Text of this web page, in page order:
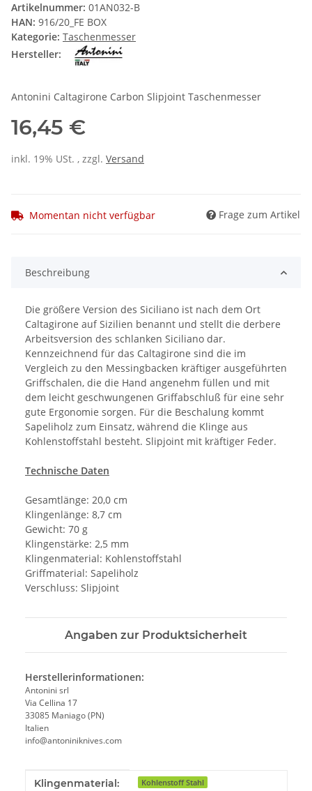
Artikelnummer: 01AN032-B
HAN: 916/20_FE BOX
Kategorie: Taschenmesser
Hersteller:
Antonini Caltagirone Carbon Slipjoint Taschenmesser
16,45 €
inkl. 19% USt. , zzgl. Versand
Momentan nicht verfügbar Frage zum Artikel
Beschreibung
Die größere Version des Siciliano ist nach dem Ort
Caltagirone auf Sizilien benannt und stellt die derbere
Arbeitsversion des schlanken Siciliano dar.
Kennzeichnend für das Caltagirone sind die im
Vergleich zu den Messingbacken kräftiger ausgeführten
Griffschalen, die die Hand angenehm füllen und mit
dem leicht geschwungenen Griffabschluß für eine sehr
gute Ergonomie sorgen. Für die Beschalung kommt
Sapeliholz zum Einsatz, während die Klinge aus
Kohlenstoffstahl besteht. Slipjoint mit kräftiger Feder.
Technische Daten
Gesamtlänge: 20,0 cm
Klingenlänge: 8,7 cm
Gewicht: 70 g
Klingenstärke: 2,5 mm
Klingenmaterial: Kohlenstoffstahl
Griffmaterial: Sapeliholz
Verschluss: Slipjoint
Angaben zur Produktsicherheit
Herstellerinformationen:
Antonini srl
Via Cellina 17
33085 Maniago (PN)
Italien
info@antoniniknives.com
Produkteigenschaft
Wert
Klingenmaterial: Kohlenstoff Stahl